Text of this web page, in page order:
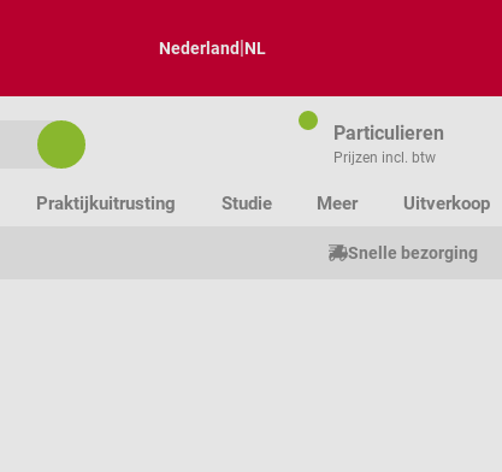
Nederland|NL
Particulieren
Prijzen incl. btw
Praktijkuitrusting Studie Meer Uitverkoop
Snelle bezorging